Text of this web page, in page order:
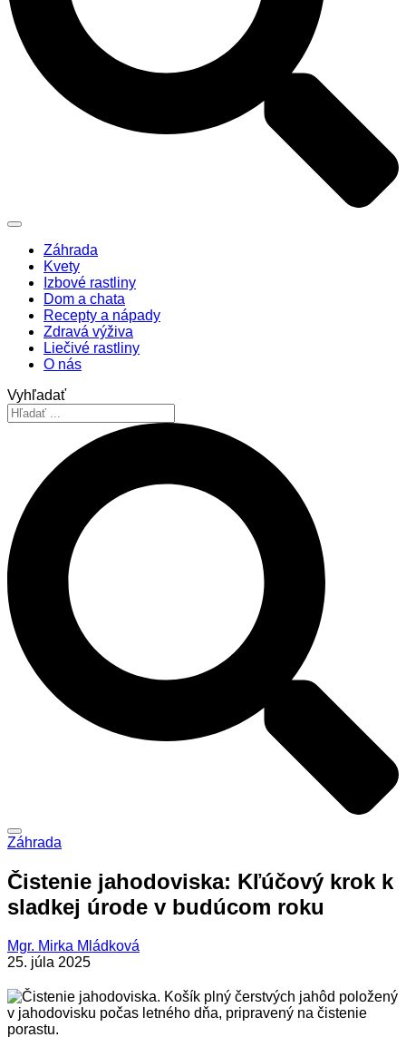
Záhrada
Kvety
Izbové rastliny
Dom a chata
Recepty a nápady
Zdravá výživa
Liečivé rastliny
O nás
Vyhľadať
Záhrada
Čistenie jahodoviska: Kľúčový krok k
sladkej úrode v budúcom roku
Mgr. Mirka Mládková
25. júla 2025